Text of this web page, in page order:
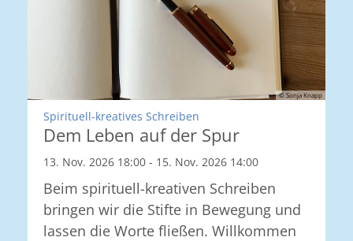
© Sonja Knapp
Spirituell-kreatives Schreiben
Dem Leben auf der Spur
13. Nov. 2026 18:00 - 15. Nov. 2026 14:00
Beim spirituell-kreativen Schreiben
bringen wir die Stifte in Bewegung und
lassen die Worte fließen. Willkommen